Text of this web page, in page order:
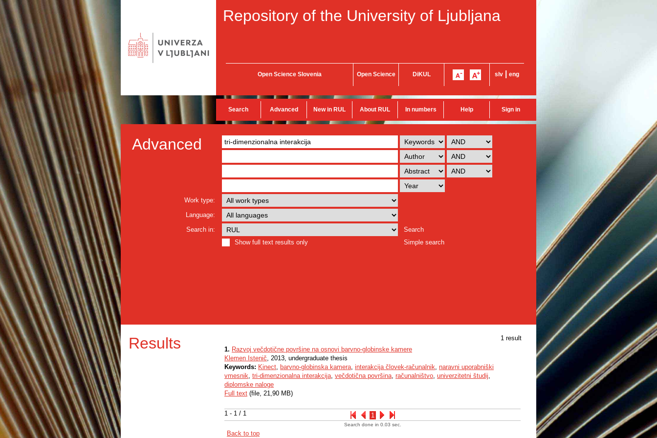
Repository of the University of Ljubljana
Open Science Slovenia Open Science DiKUL slv eng
Search Advanced New in RUL About RUL In numbers Help Sign in
Advanced
Work type:
Language:
Search in:
Search
Show full text results only
Simple search
Results 1 result
1 - 1 / 1 1
1. Razvoj večdotične površine na osnovi barvno-globinske kamere
Klemen Istenič, 2013, undergraduate thesis
Keywords: Kinect, barvno-globinska kamera, interakcija človek-računalnik, naravni uporabniški
vmesnik, tri-dimenzionalna interakcija, večdotična površina, računalništvo, univerzitetni študij,
diplomske naloge
Full text (file, 21,90 MB)
Search done in 0.03 sec.
Back to top